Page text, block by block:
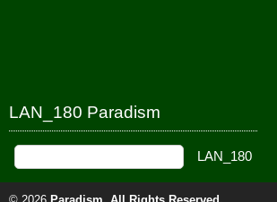
LAN_180 Paradism